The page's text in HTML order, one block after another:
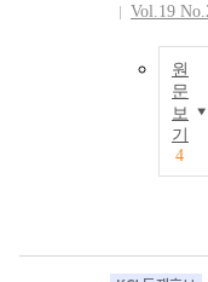
Vol.19
원
문
보
기
4